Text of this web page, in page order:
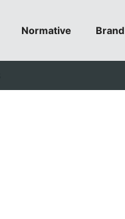
Normative Brand